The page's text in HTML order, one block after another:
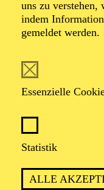
uns zu verstehen,
indem
gemeldet werden.
Essenzielle
Statistik
ALLE
Foto: Benne Ochs
Geboren in